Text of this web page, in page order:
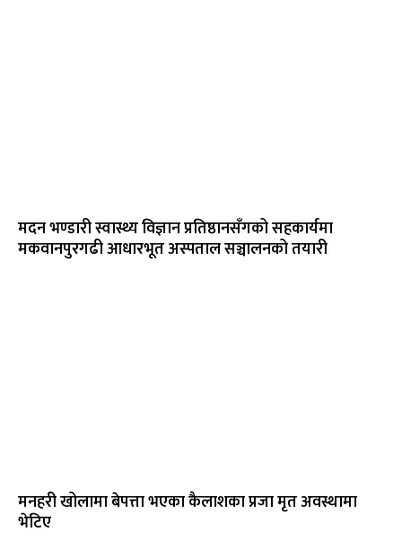
मदन भण्डारी स्वास्थ्य विज्ञान प्रतिष्ठानसँगको सहकार्यमा
मकवानपुरगढी आधारभूत अस्पताल सञ्चालनको तयारी
मनहरी खोलामा बेपत्ता भएका कैलाशका प्रजा मृत अवस्थामा
भेटिए